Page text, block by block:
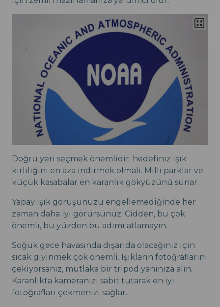
Doğru yeri seçmek önemlidir; hedefiniz ışık
kirliliğini en aza indirmek olmalı. Milli parklar ve
küçük kasabalar en karanlık gökyüzünü sunar.
Yapay ışık görüşünüzü engellemediğinde her
zaman daha iyi görürsünüz. Cidden, bu çok
önemli, bu yüzden bu adımı atlamayın.
Soğuk gece havasında dışarıda olacağınız için
sıcak giyinmek çok önemli. Işıkların fotoğraflarını
çekiyorsanız, mutlaka bir tripod yanınıza alın.
Karanlıkta kameranızı sabit tutarak en iyi
fotoğrafları çekmenizi sağlar.